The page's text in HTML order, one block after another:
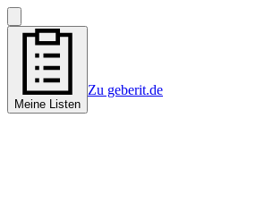
Meine Listen
Zu geberit.de